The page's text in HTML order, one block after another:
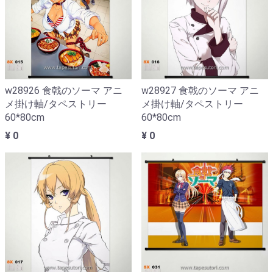
w28926 食戟のソーマ アニ
メ掛け軸/タペストリー
60*80cm
¥ 0
w28927 食戟のソーマ アニ
メ掛け軸/タペストリー
60*80cm
¥ 0